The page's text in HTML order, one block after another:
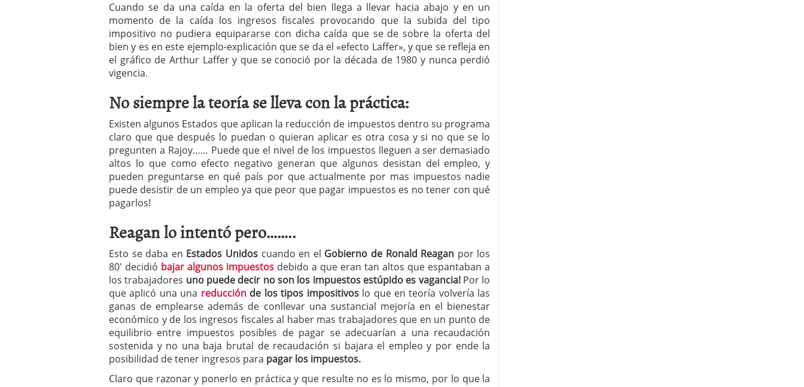
Cuando se da una caída en la oferta del bien llega a llevar hacia abajo y en un
momento de la caída los ingresos fiscales provocando que la subida del tipo
impositivo no pudiera equipararse con dicha caída que se de sobre la oferta del
bien y es en este ejemplo-explicación que se da el «efecto Laffer», y que se refleja en
el gráfico de Arthur Laffer y que se conoció por la década de 1980 y nunca perdió
vigencia.
No siempre la teoría se lleva con la práctica:
Existen algunos Estados que aplican la reducción de impuestos dentro su programa
claro que que después lo puedan o quieran aplicar es otra cosa y si no que se lo
pregunten a Rajoy…… Puede que el nivel de los impuestos lleguen a ser demasiado
altos lo que como efecto negativo generan que algunos desistan del empleo, y
pueden preguntarse en qué país por que actualmente por mas impuestos nadie
puede desistir de un empleo ya que peor que pagar impuestos es no tener con qué
pagarlos!
Reagan lo intentó pero……..
Esto se daba en Estados Unidos cuando en el Gobierno de Ronald Reagan por los
80′ decidió bajar algunos impuestos debido a que eran tan altos que espantaban a
los trabajadores uno puede decir no son los impuestos estúpido es vagancia!Por lo
que aplicó una una reducción de los tipos impositivoslo que en teoría volvería las
ganas de emplearse además de conllevar una sustancial mejoría en el bienestar
económico y de los ingresos fiscales al haber mas trabajadores que en un punto de
equilibrio entre impuestos posibles de pagar se adecuarían a una recaudación
sostenida y no una baja brutal de recaudación si bajara el empleo y por ende la
posibilidad de tener ingresos para pagar los impuestos.
Claro que razonar y ponerlo en práctica y que resulte no es lo mismo, por lo que la